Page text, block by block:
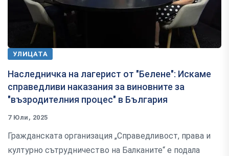
УЛИЦАТА
Наследничка на лагерист от "Белене": Искаме
справедливи наказания за виновните за
"възродителния процес" в България
7 Юли, 2025
Гражданската организация „Справедливост, права и
културно сътрудничество на Балканите“ е подала